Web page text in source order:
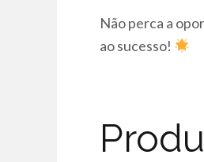
Não perca a
ao sucesso!